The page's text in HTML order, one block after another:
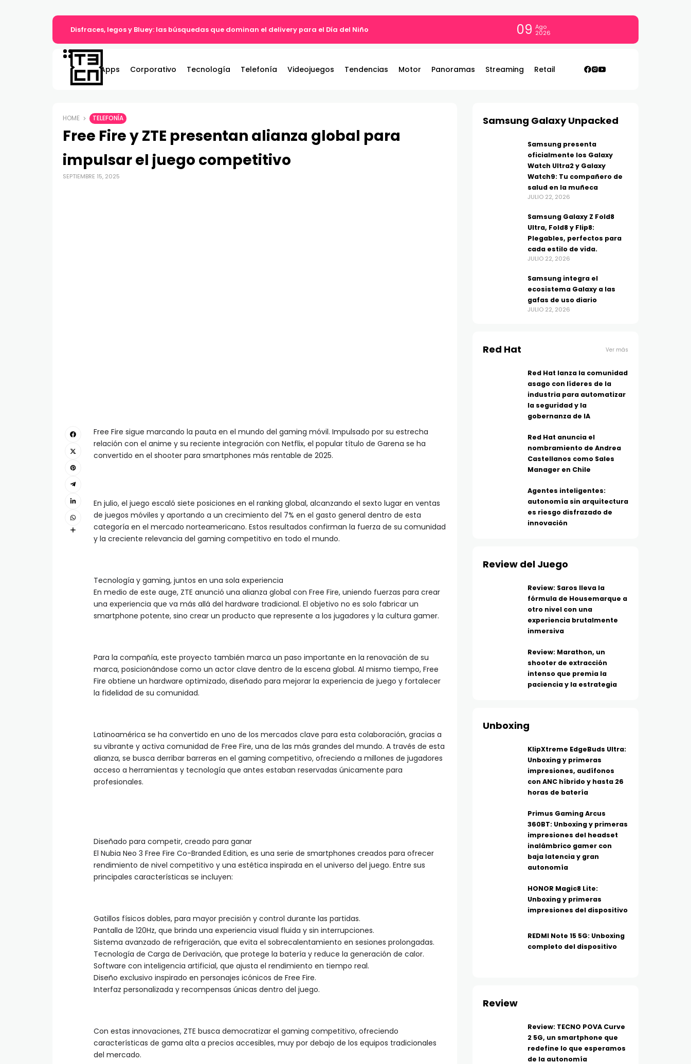
Disfraces, legos y Bluey: las búsquedas que dominan el delivery para el Día del Niño 09 Ago
2026
Apps Corporativo Tecnología Telefonía Videojuegos Tendencias Motor Panoramas Streaming Retail
HOME TELEFONÍA
Free Fire y ZTE presentan alianza global para
impulsar el juego competitivo
SEPTIEMBRE 15, 2025
Free Fire sigue marcando la pauta en el mundo del gaming móvil. Impulsado por su estrecha
relación con el anime y su reciente integración con Netflix, el popular título de Garena se ha
convertido en el shooter para smartphones más rentable de 2025.
En julio, el juego escaló siete posiciones en el ranking global, alcanzando el sexto lugar en ventas
de juegos móviles y aportando a un crecimiento del 7% en el gasto general dentro de esta
categoría en el mercado norteamericano. Estos resultados confirman la fuerza de su comunidad
y la creciente relevancia del gaming competitivo en todo el mundo.
Tecnología y gaming, juntos en una sola experiencia
En medio de este auge, ZTE anunció una alianza global con Free Fire, uniendo fuerzas para crear
una experiencia que va más allá del hardware tradicional. El objetivo no es solo fabricar un
smartphone potente, sino crear un producto que represente a los jugadores y la cultura gamer.
Para la compañía, este proyecto también marca un paso importante en la renovación de su
marca, posicionándose como un actor clave dentro de la escena global. Al mismo tiempo, Free
Fire obtiene un hardware optimizado, diseñado para mejorar la experiencia de juego y fortalecer
la fidelidad de su comunidad.
Latinoamérica se ha convertido en uno de los mercados clave para esta colaboración, gracias a
su vibrante y activa comunidad de Free Fire, una de las más grandes del mundo. A través de esta
alianza, se busca derribar barreras en el gaming competitivo, ofreciendo a millones de jugadores
acceso a herramientas y tecnología que antes estaban reservadas únicamente para
profesionales.
Diseñado para competir, creado para ganar
El Nubia Neo 3 Free Fire Co-Branded Edition, es una serie de smartphones creados para ofrecer
rendimiento de nivel competitivo y una estética inspirada en el universo del juego. Entre sus
principales características se incluyen:
Gatillos físicos dobles, para mayor precisión y control durante las partidas.
Pantalla de 120Hz, que brinda una experiencia visual fluida y sin interrupciones.
Sistema avanzado de refrigeración, que evita el sobrecalentamiento en sesiones prolongadas.
Tecnología de Carga de Derivación, que protege la batería y reduce la generación de calor.
Software con inteligencia artificial, que ajusta el rendimiento en tiempo real.
Diseño exclusivo inspirado en personajes icónicos de Free Fire.
Interfaz personalizada y recompensas únicas dentro del juego.
Con estas innovaciones, ZTE busca democratizar el gaming competitivo, ofreciendo
características de gama alta a precios accesibles, muy por debajo de los equipos tradicionales
del mercado.
Samsung Galaxy Unpacked
Samsung presenta
oficialmente los Galaxy
Watch Ultra2 y Galaxy
Watch9: Tu compañero de
salud en la muñeca
JULIO 22, 2026
Samsung Galaxy Z Fold8
Ultra, Fold8 y Flip8:
Plegables, perfectos para
cada estilo de vida.
JULIO 22, 2026
Samsung integra el
ecosistema Galaxy a las
gafas de uso diario
JULIO 22, 2026
Red Hat Ver más
Red Hat lanza la comunidad
asago con líderes de la
industria para automatizar
la seguridad y la
gobernanza de IA
Red Hat anuncia el
nombramiento de Andrea
Castellanos como Sales
Manager en Chile
Agentes inteligentes:
autonomía sin arquitectura
es riesgo disfrazado de
innovación
Review del Juego
Review: Saros lleva la
fórmula de Housemarque a
otro nivel con una
experiencia brutalmente
inmersiva
Review: Marathon, un
shooter de extracción
intenso que premia la
paciencia y la estrategia
Unboxing
KlipXtreme EdgeBuds Ultra:
Unboxing y primeras
impresiones, audífonos
con ANC híbrido y hasta 26
horas de batería
Primus Gaming Arcus
360BT: Unboxing y primeras
impresiones del headset
inalámbrico gamer con
baja latencia y gran
autonomía
HONOR Magic8 Lite:
Unboxing y primeras
impresiones del dispositivo
REDMI Note 15 5G: Unboxing
completo del dispositivo
Review
Review: TECNO POVA Curve
2 5G, un smartphone que
redefine lo que esperamos
de la autonomía